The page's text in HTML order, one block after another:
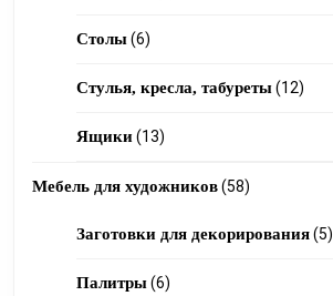
Столы 66
products
Стулья, кресла, табуреты 1212
Ящики 1313
products
Мебель для художников 5858
products
Заготовки для декорирования 55
Палитры 66